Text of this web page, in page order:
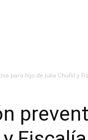
para hijo de Julia Chuñil y